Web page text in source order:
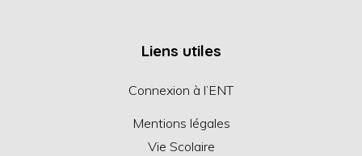
Liens utiles
Connexion à l’ENT
Mentions légales
Vie Scolaire